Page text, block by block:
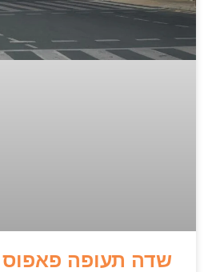
שדה תעופה פאפוס